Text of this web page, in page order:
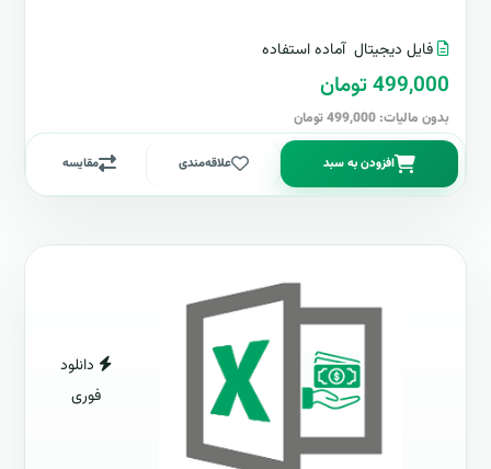
فایل دیجیتال آماده استفاده
499,000 تومان
بدون مالیات: 499,000 تومان
افزودن به سبد علاقه‌مندی مقایسه
دانلود
فوری